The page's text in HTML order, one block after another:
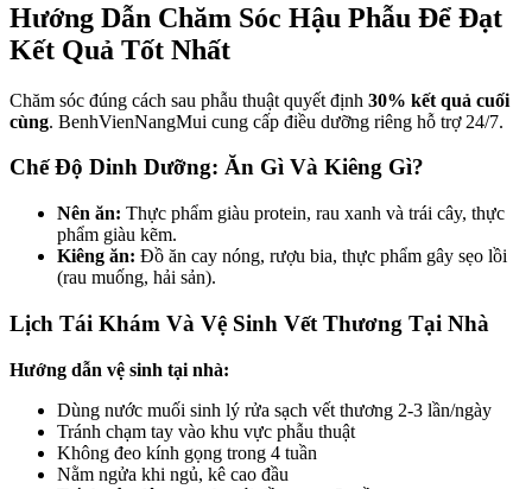
Hướng Dẫn Chăm Sóc Hậu Phẫu Để Đạt
Kết Quả Tốt Nhất
Chăm sóc đúng cách sau phẫu thuật quyết định 30% kết quả cuối
cùng. BenhVienNangMui cung cấp điều dưỡng riêng hỗ trợ 24/7.
Chế Độ Dinh Dưỡng: Ăn Gì Và Kiêng Gì?
Nên ăn: Thực phẩm giàu protein, rau xanh và trái cây, thực
phẩm giàu kẽm.
Kiêng ăn: Đồ ăn cay nóng, rượu bia, thực phẩm gây sẹo lồi
(rau muống, hải sản).
Lịch Tái Khám Và Vệ Sinh Vết Thương Tại Nhà
Hướng dẫn vệ sinh tại nhà:
Dùng nước muối sinh lý rửa sạch vết thương 2-3 lần/ngày
Tránh chạm tay vào khu vực phẫu thuật
Không đeo kính gọng trong 4 tuần
Nằm ngửa khi ngủ, kê cao đầu